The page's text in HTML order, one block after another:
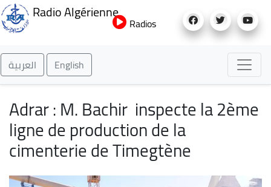
au
Radio Algérienne
Radios
العربية English
Adrar : M. Bachir inspecte la 2ème
ligne de production de la
cimenterie de Timegtène